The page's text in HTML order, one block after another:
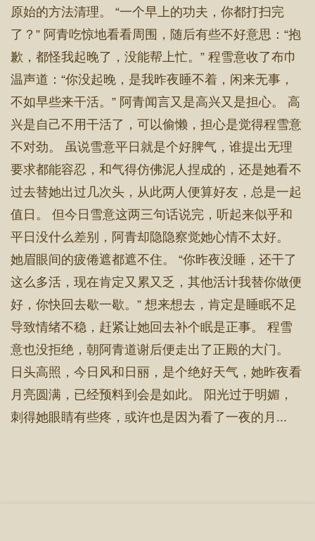
原始的方法清理。 “一个早上的功夫，你都打扫完
了？” 阿青吃惊地看看周围，随后有些不好意思：“抱
歉，都怪我起晚了，没能帮上忙。” 程雪意收了布巾
温声道：“你没起晚，是我昨夜睡不着，闲来无事，
不如早些来干活。” 阿青闻言又是高兴又是担心。 高
兴是自己不用干活了，可以偷懒，担心是觉得程雪意
不对劲。 虽说雪意平日就是个好脾气，谁提出无理
要求都能容忍，和气得仿佛泥人捏成的，还是她看不
过去替她出过几次头，从此两人便算好友，总是一起
值日。 但今日雪意这两三句话说完，听起来似乎和
平日没什么差别，阿青却隐隐察觉她心情不太好。
她眉眼间的疲倦遮都遮不住。 “你昨夜没睡，还干了
这么多活，现在肯定又累又乏，其他活计我替你做便
好，你快回去歇一歇。” 想来想去，肯定是睡眠不足
导致情绪不稳，赶紧让她回去补个眠是正事。 程雪
意也没拒绝，朝阿青道谢后便走出了正殿的大门。
日头高照，今日风和日丽，是个绝好天气，她昨夜看
月亮圆满，已经预料到会是如此。 阳光过于明媚，
刺得她眼睛有些疼，或许也是因为看了一夜的月...